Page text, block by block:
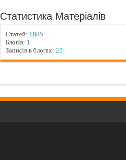
Статистика Матеріалів
Статей: 1805
Блогів: 1
Записів в блогах: 25